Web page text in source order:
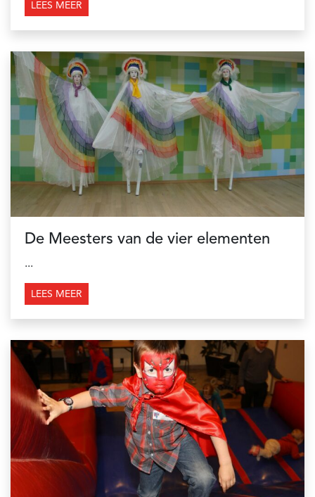
LEES MEER
De Meesters van de vier elementen
...
LEES MEER